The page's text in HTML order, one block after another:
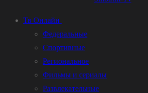
Тв Онлайн
Федеральные
Спортивные
Региональное
Фильмы и сериалы
Развлекательные